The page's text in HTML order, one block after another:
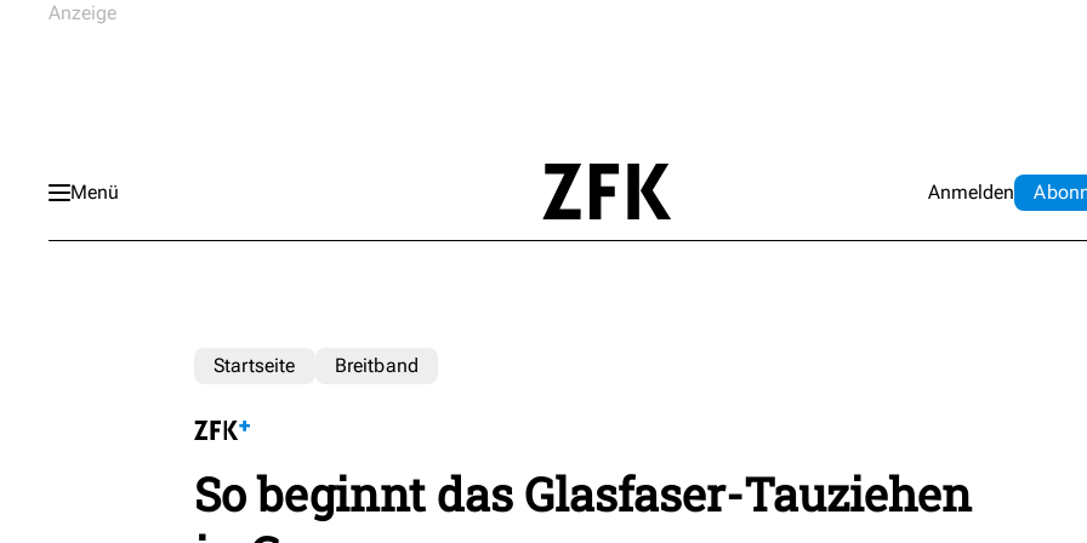
Menü Anmelden Abo
Startseite Breitband
So beginnt das Glasfaser-Tauziehen